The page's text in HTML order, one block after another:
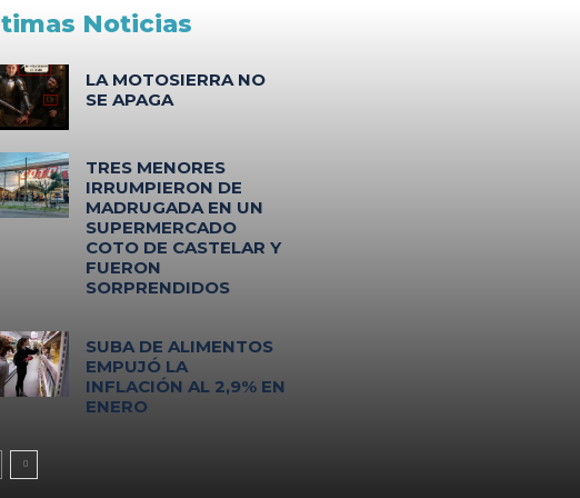
Noticias
LA MOTOSIERRA NO
SE APAGA
TRES MENORES
IRRUMPIERON DE
MADRUGADA EN UN
SUPERMERCADO
COTO DE CASTELAR Y
FUERON
SORPRENDIDOS
SUBA DE ALIMENTOS
EMPUJÓ LA
INFLACIÓN AL 2,9% EN
ENERO